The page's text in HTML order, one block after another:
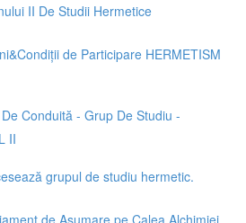
II De Studii Hermetice
de Participare HERMETISM
Conduită - Grup De Studiu -
II
grupul de studiu hermetic.
de Asumare pe Calea Alchimiei